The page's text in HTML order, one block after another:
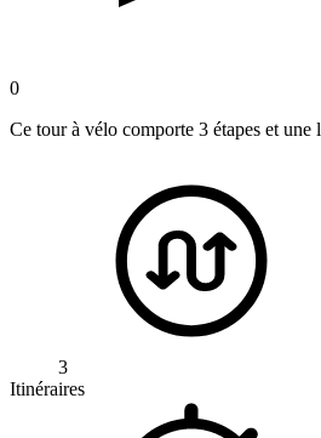
0
Ce tour à vélo comporte 3 étapes et
3
Itinéraires